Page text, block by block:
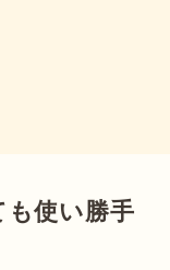
使い勝手